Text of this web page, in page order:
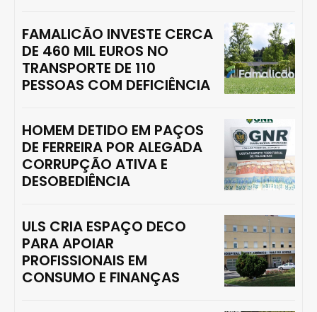
FAMALICÃO INVESTE CERCA
DE 460 MIL EUROS NO
TRANSPORTE DE 110
PESSOAS COM DEFICIÊNCIA
HOMEM DETIDO EM PAÇOS
DE FERREIRA POR ALEGADA
CORRUPÇÃO ATIVA E
DESOBEDIÊNCIA
ULS CRIA ESPAÇO DECO
PARA APOIAR
PROFISSIONAIS EM
CONSUMO E FINANÇAS